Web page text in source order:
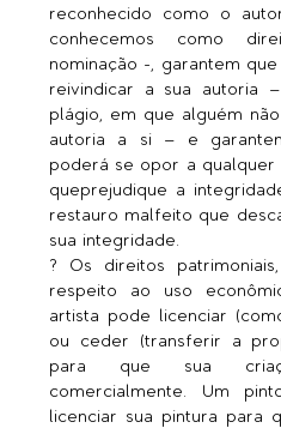
reconhecido como o
conhecemos como
nominação -, garantem
reivindicar a sua autoria
plágio, em que alguém
autoria a si – e
poderá se opor a qualquer
queprejudique a
restauro malfeito que
sua integridade.
? Os direitos
respeito ao uso
artista pode licenciar
ou ceder (transferir a
para que sua
comercialmente. Um
licenciar sua pintura para